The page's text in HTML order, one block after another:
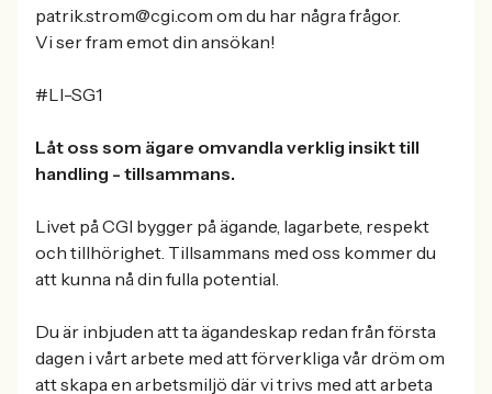
patrik.strom@cgi.com om du har några frågor.
Vi ser fram emot din ansökan!
#LI-SG1
Låt oss som ägare omvandla verklig insikt till
handling - tillsammans.
Livet på CGI bygger på ägande, lagarbete, respekt
och tillhörighet. Tillsammans med oss kommer du
att kunna nå din fulla potential.
Du är inbjuden att ta ägandeskap redan från första
dagen i vårt arbete med att förverkliga vår dröm om
att skapa en arbetsmiljö där vi trivs med att arbeta